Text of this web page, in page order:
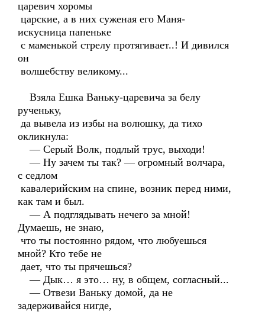
царевич хоромы
царские, а в них суженая его Маня-
искусница папеньке
с маменькой стрелу протягивает..! И дивился
он
волшебству великому...
Взяла Ешка Ваньку-царевича за белу
рученьку,
да вывела из избы на волюшку, да тихо
окликнула:
— Серый Волк, подлый трус, выходи!
— Ну зачем ты так? — огромный волчара,
с седлом
кавалерийским на спине, возник перед ними,
как там и был.
— А подглядывать нечего за мной!
Думаешь, не знаю,
что ты постоянно рядом, что любуешься
мной? Кто тебе не
дает, что ты прячешься?
— Дык… я это… ну, в общем, согласный...
— Отвези Ваньку домой, да не
задерживайся нигде,